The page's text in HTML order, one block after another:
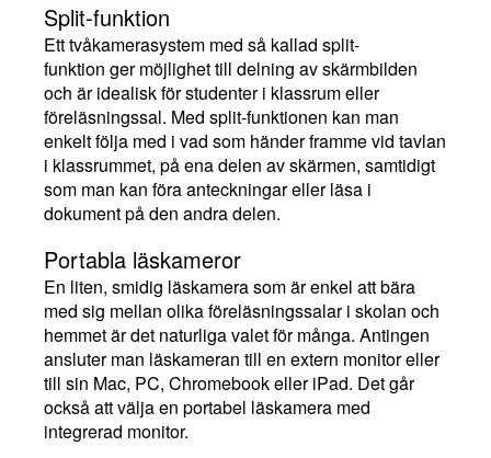
Split-funktion
Ett tvåkamerasystem med så kallad split-
funktion ger möjlighet till delning av skärmbilden
och är idealisk för studenter i klassrum eller
föreläsningssal. Med split-funktionen kan man
enkelt följa med i vad som händer framme vid tavlan
i klassrummet, på ena delen av skärmen, samtidigt
som man kan föra anteckningar eller läsa i
dokument på den andra delen.
Portabla läskameror
En liten, smidig läskamera som är enkel att bära
med sig mellan olika föreläsningssalar i skolan och
hemmet är det naturliga valet för många. Antingen
ansluter man läskameran till en extern monitor eller
till sin Mac, PC, Chromebook eller iPad. Det går
också att välja en portabel läskamera med
integrerad monitor.